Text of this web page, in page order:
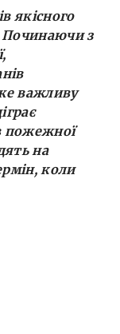
якісного
Починаючи з
важливу
пожежної
на
коли